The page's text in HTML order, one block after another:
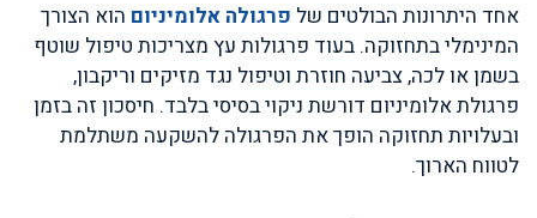
אחד היתרונות הבולטים של פרגולה אלומיניום הוא הצורך
המינימלי בתחזוקה. בעוד פרגולות עץ מצריכות טיפול שוטף
בשמן או לכה, צביעה חוזרת וטיפול נגד מזיקים וריקבון,
פרגולת אלומיניום דורשת ניקוי בסיסי בלבד. חיסכון זה בזמן
ובעלויות תחזוקה הופך את הפרגולה להשקעה משתלמת
לטווח הארוך.